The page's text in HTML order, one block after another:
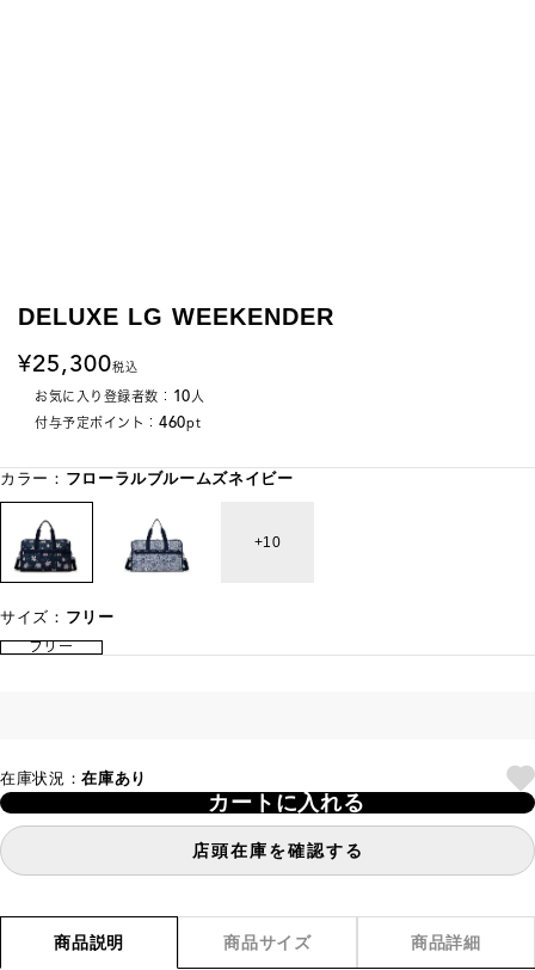
DELUXE LG WEEKENDER
25,300税込
お気に入り登録者数： 10人
付与予定ポイント： 460pt
カラー： フローラルブルームズネイビー
10
サイズ： フリー
フリー
在庫状況：在庫あり
カートに入れる
店頭在庫を確認する
商品説明 商品サイズ 商品詳細